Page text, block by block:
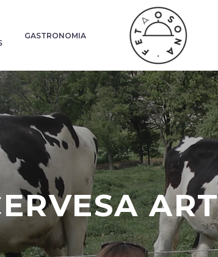
GASTRONOMIA